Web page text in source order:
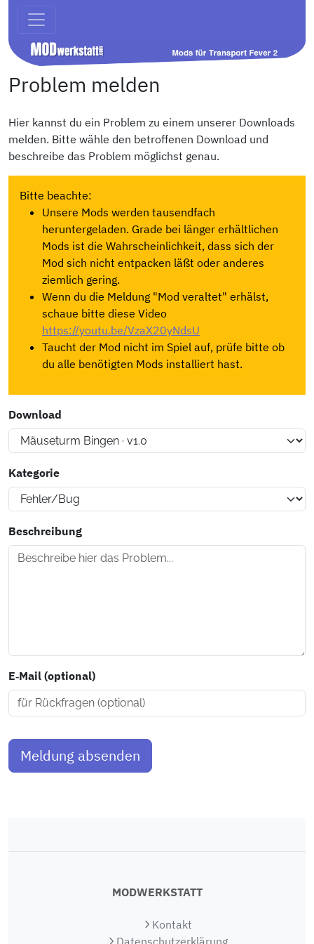
Problem melden
Hier kannst du ein Problem zu einem unserer Downloads
melden. Bitte wähle den betroffenen Download und
beschreibe das Problem möglichst genau.
Bitte beachte:
Unsere Mods werden tausendfach
heruntergeladen. Grade bei länger erhältlichen
Mods ist die Wahrscheinlichkeit, dass sich der
Mod sich nicht entpacken läßt oder anderes
ziemlich gering.
Wenn du die Meldung "Mod veraltet" erhälst,
schaue bitte diese Video
https://youtu.be/VzaX20yNdsU
Taucht der Mod nicht im Spiel auf, prüfe bitte ob
du alle benötigten Mods installiert hast.
Download
Kategorie
Beschreibung
E‑Mail (optional)
Meldung absenden
MODWERKSTATT
Kontakt